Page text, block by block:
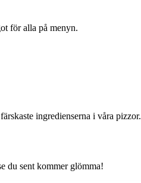
för alla på menyn.
ingredienserna i våra pizzor.
du sent kommer glömma!